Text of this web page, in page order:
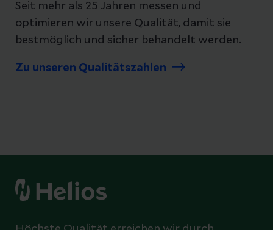
Seit mehr als 25 Jahren messen und
optimieren wir unsere Qualität, damit sie
bestmöglich und sicher behandelt werden.
Zu unseren Qualitätszahlen